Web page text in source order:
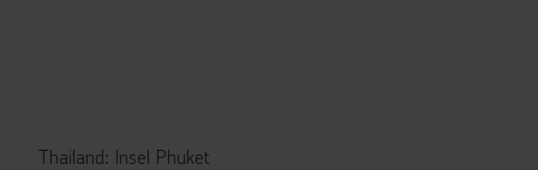
Thailand: Insel Phuket